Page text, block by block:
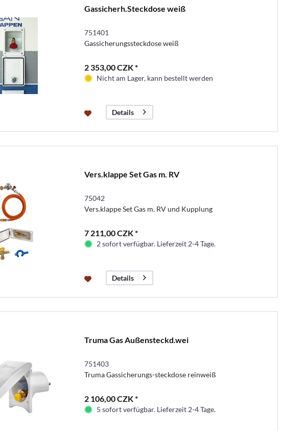
Gassicherh.Steckdose weiß
751401
Gassicherungssteckdose weiß
2 353,00 CZK *
Nicht am Lager, kann bestellt werden
Details
Vers.klappe Set Gas m. RV
75042
Vers.klappe Set Gas m. RV und Kupplung
7 211,00 CZK *
2 sofort verfügbar. Lieferzeit 2-4 Tage.
Details
Truma Gas Außensteckd.wei
751403
Truma Gassicherungs-steckdose reinweiß
2 106,00 CZK *
5 sofort verfügbar. Lieferzeit 2-4 Tage.